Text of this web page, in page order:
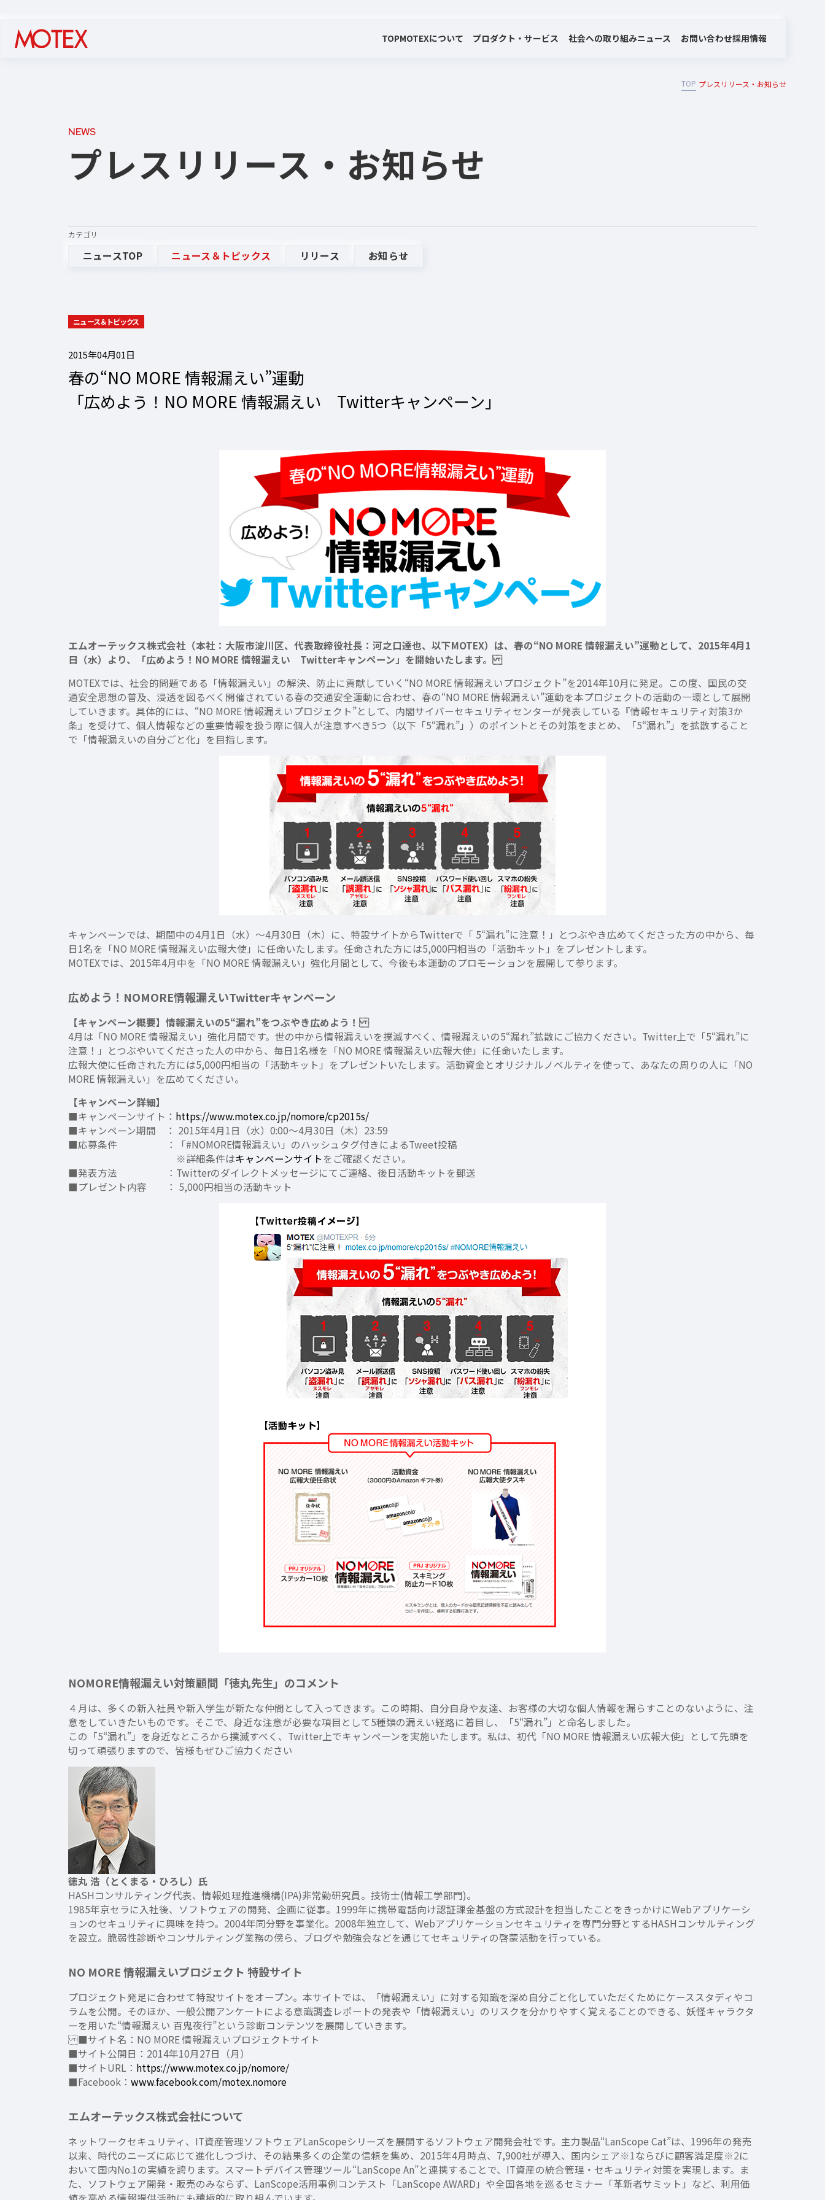
TOPMOTEXについて プロダクト・サービス
MOTEX/LANSCOPEのあゆみ
社会への取り組みニュース お問い合わせ採用情報
TOP プレスリリース・お知らせ
NEWS
プレスリリース ・お知らせ
カテゴリ
ニュースTOP ニュース＆トピックス リリース お知らせ
ニュース＆トピックス
2015年04月01日
春の“NO MORE 情報漏えい”運動
「広めよう！NO MORE 情報漏えい Twitterキャンペーン」
エムオーテックス株式会社（本社：大阪市淀川区、代表取締役社長：河之口達也、以下MOTEX）は、春の“NO MORE 情報漏えい”運動として、2015年4月1
日（水）より、「広めよう！NO MORE 情報漏えい Twitterキャンペーン」を開始いたします。
MOTEXでは、社会的問題である「情報漏えい」の解決、防止に貢献していく“NO MORE 情報漏えいプロジェクト”を2014年10月に発足。この度、国民の交
通安全思想の普及、浸透を図るべく開催されている春の交通安全運動に合わせ、春の“NO MORE 情報漏えい”運動を本プロジェクトの活動の一環として展開
していきます。具体的には、“NO MORE 情報漏えいプロジェクト”として、内閣サイバーセキュリティセンターが発表している『情報セキュリティ対策3か
条』を受けて、個人情報などの重要情報を扱う際に個人が注意すべき5つ（以下「5“漏れ”」）のポイントとその対策をまとめ、「5“漏れ”」を拡散すること
で「情報漏えいの自分ごと化」を目指します。
キャンペーンでは、期間中の4月1日（水）～4月30日（木）に、特設サイトからTwitterで「 5“漏れ”に注意！」とつぶやき広めてくださった方の中から、毎
日1名を「NO MORE 情報漏えい広報大使」に任命いたします。任命された方には5,000円相当の「活動キット」をプレゼントします。
MOTEXでは、2015年4月中を「NO MORE 情報漏えい」強化月間として、今後も本運動のプロモーションを展開して参ります。
広めよう！NOMORE情報漏えいTwitterキャンペーン
【キャンペーン概要】情報漏えいの5“漏れ”をつぶやき広めよう！
4月は「NO MORE 情報漏えい」強化月間です。世の中から情報漏えいを撲滅すべく、情報漏えいの5“漏れ”拡散にご協力ください。Twitter上で「5“漏れ”に
注意！」とつぶやいてくださった人の中から、毎日1名様を「NO MORE 情報漏えい広報大使」に任命いたします。
広報大使に任命された方には5,000円相当の「活動キット」をプレゼントいたします。活動資金とオリジナルノベルティを使って、あなたの周りの人に「NO
MORE 情報漏えい」を広めてください。
【キャンペーン詳細】
■キャンペーンサイト： https://www.motex.co.jp/nomore/cp2015s/
■キャンペーン期間 ： 2015年4月1日（水）0:00～4月30日（木）23:59
■応募条件 ：「#NOMORE情報漏えい」のハッシュタグ付きによるTweet投稿
※詳細条件はキャンペーンサイトをご確認ください。
■発表方法 ：Twitterのダイレクトメッセージにてご連絡、後日活動キットを郵送
■プレゼント内容 ： 5,000円相当の活動キット
NOMORE情報漏えい対策顧問「徳丸先生」のコメント
４月は、多くの新入社員や新入学生が新たな仲間として入ってきます。この時期、自分自身や友達、お客様の大切な個人情報を漏らすことのないように、注
意をしていきたいものです。そこで、身近な注意が必要な項目として5種類の漏えい経路に着目し、「5“漏れ”」と命名しました。
この「5“漏れ”」を身近なところから撲滅すべく、Twitter上でキャンペーンを実施いたします。私は、初代「NO MORE 情報漏えい広報大使」として先頭を
切って頑張りますので、皆様もぜひご協力ください
徳丸 浩（とくまる・ひろし）氏
HASHコンサルティング代表、情報処理推進機構(IPA)非常勤研究員。技術士(情報工学部門)。
1985年京セラに入社後、ソフトウェアの開発、企画に従事。1999年に携帯電話向け認証課金基盤の方式設計を担当したことをきっかけにWebアプリケーシ
ョンのセキュリティに興味を持つ。2004年同分野を事業化。2008年独立して、Webアプリケーションセキュリティを専門分野とするHASHコンサルティング
を設立。脆弱性診断やコンサルティング業務の傍ら、ブログや勉強会などを通じてセキュリティの啓蒙活動を行っている。
NO MORE 情報漏えいプロジェクト 特設サイト
プロジェクト発足に合わせて特設サイトをオープン。本サイトでは、「情報漏えい」に対する知識を深め自分ごと化していただくためにケーススタディやコ
ラムを公開。そのほか、一般公開アンケートによる意識調査レポートの発表や「情報漏えい」のリスクを分かりやすく覚えることのできる、妖怪キャラクタ
ーを用いた“情報漏えい 百鬼夜行”という診断コンテンツを展開していきます。
■サイト名：NO MORE 情報漏えいプロジェクトサイト
■サイト公開日：2014年10月27日（月）
■サイトURL： https://www.motex.co.jp/nomore/
■Facebook：www.facebook.com/motex.nomore
エムオーテックス株式会社について
ネットワークセキュリティ、IT資産管理ソフトウェアLanScopeシリーズを展開するソフトウェア開発会社です。主力製品“LanScope Cat”は、1996年の発売
以来、時代のニーズに応じて進化しつづけ、その結果多くの企業の信頼を集め、2015年4月時点、7,900社が導入、国内シェア※1ならびに顧客満足度※2に
おいて国内No.1の実績を誇ります。スマートデバイス管理ツール“LanScope An”と連携することで、IT資産の統合管理・セキュリティ対策を実現します。ま
た、ソフトウェア開発・販売のみならず、LanScope活用事例コンテスト「LanScope AWARD」や全国各地を巡るセミナー「革新者サミット」など、利用価